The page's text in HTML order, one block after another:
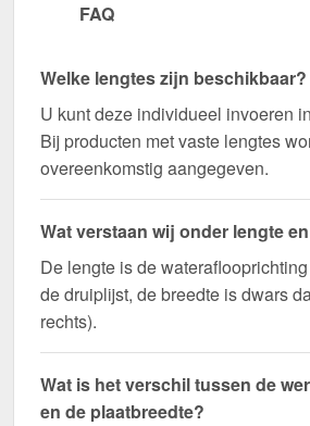
FAQ
Welke lengtes zijn beschikbaar?
U kunt deze individueel invoeren
Bij producten met vaste lengtes
overeenkomstig aangegeven.
Wat verstaan wij onder lengte
De lengte is de
de druiplijst, de breedte is dwars
rechts).
Wat is het verschil tussen de
en de plaatbreedte?